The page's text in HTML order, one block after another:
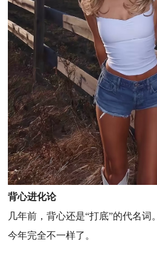
背心进化论
几年前，背心还是“打底”的代名词。
今年完全不一样了。